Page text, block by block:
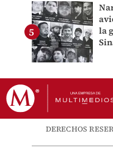
la
DERECHOS